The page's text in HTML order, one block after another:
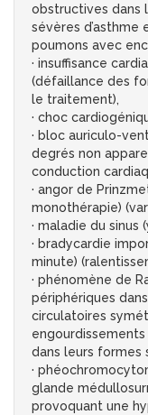
obstructives dans
sévères
poumons avec
· insuffisance
(défaillance des
le traitement),
· choc
· bloc auriculo-
degrés non
conduction
· angor de
monothérapie)
· maladie du sinus
· bradycardie
minute)
· phénomène de
périphériques
circulatoires
dans leurs formes
·
glande
provoquant une